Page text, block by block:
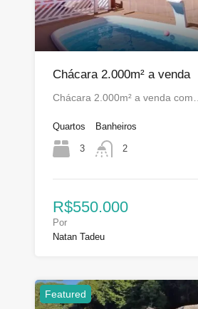
Chácara 2.000m² a venda
Chácara 2.000m² a venda com…
Quartos
3
Banheiros
2
R$550.000
Por
Natan Tadeu
Featured